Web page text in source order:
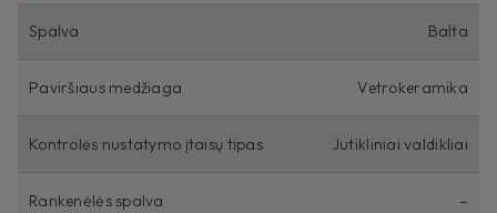
Spalva Balta
Paviršiaus medžiaga Vetrokeramika
Kontrolės nustatymo įtaisų tipas Jutikliniai valdikliai
Rankenėlės spalva –